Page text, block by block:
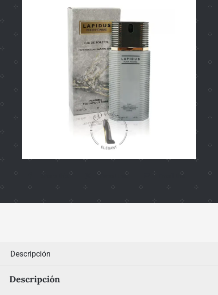
Descripción
Descripción